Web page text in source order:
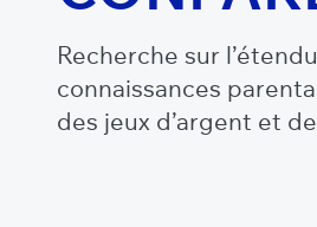
Recherche sur
connaissances
des jeux d’argent et